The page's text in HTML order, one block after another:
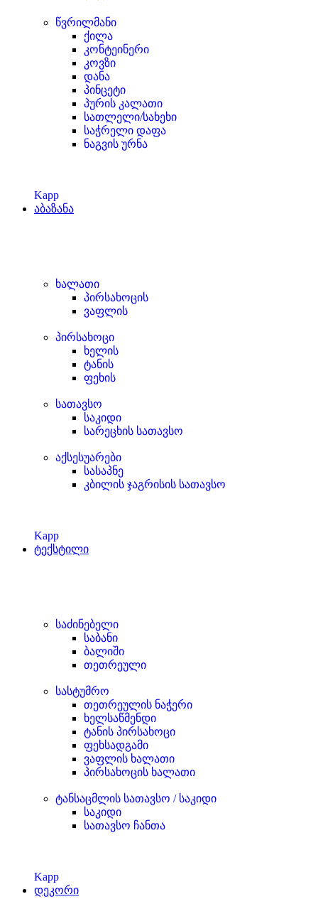
წვრილმანი
ქილა
კონტეინერი
კოვზი
დანა
პინცეტი
პურის კალათი
სათლელი/სახეხი
საჭრელი დაფა
ნაგვის ურნა
Kapp
აბაზანა
ხალათი
პირსახოცის
ვაფლის
პირსახოცი
ხელის
ტანის
ფეხის
სათავსო
საკიდი
სარეცხის სათავსო
აქსესუარები
სასაპნე
კბილის ჯაგრისის სათავსო
Kapp
ტექსტილი
საძინებელი
საბანი
ბალიში
თეთრეული
სასტუმრო
თეთრეულის ნაჭერი
ხელსაწმენდი
ტანის პირსახოცი
ფეხსადგამი
ვაფლის ხალათი
პირსახოცის ხალათი
ტანსაცმლის სათავსო / საკიდი
საკიდი
სათავსო ჩანთა
Kapp
დეკორი